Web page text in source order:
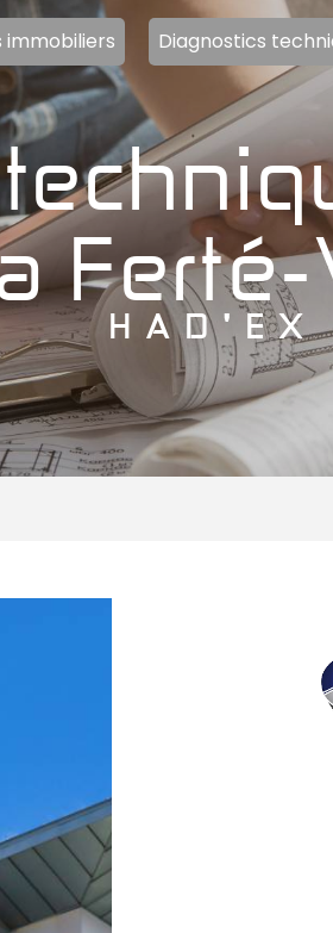
immobiliers Diagnostics
HAD'EX